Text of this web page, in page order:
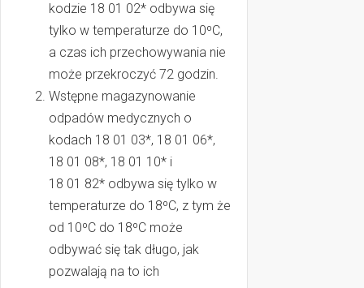
kodzie 18 01 02* odbywa się
tylko w temperaturze do 10ºC,
a czas ich przechowywania nie
może przekroczyć 72 godzin.
Wstępne magazynowanie
odpadów medycznych o
kodach 18 01 03*, 18 01 06*,
18 01 08*, 18 01 10* i
18 01 82* odbywa się tylko w
temperaturze do 18ºC, z tym że
od 10ºC do 18ºC może
odbywać się tak długo, jak
pozwalają na to ich